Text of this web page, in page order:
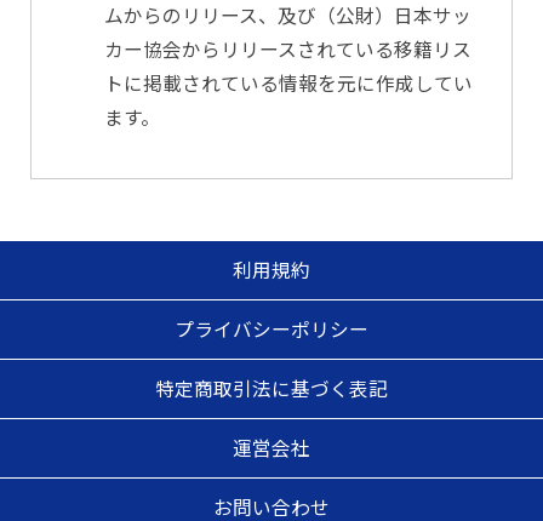
ムからのリリース、及び（公財）日本サッ
カー協会からリリースされている移籍リス
トに掲載されている情報を元に作成してい
ます。
利用規約
プライバシーポリシー
特定商取引法に基づく表記
運営会社
お問い合わせ